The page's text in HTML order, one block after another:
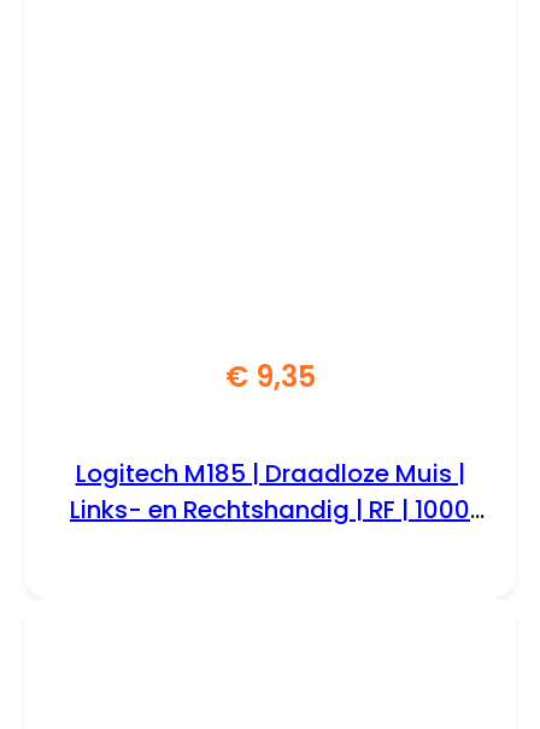
€9,35
Logitech M185 | Draadloze Muis |
Links- en Rechtshandig | RF | 1000